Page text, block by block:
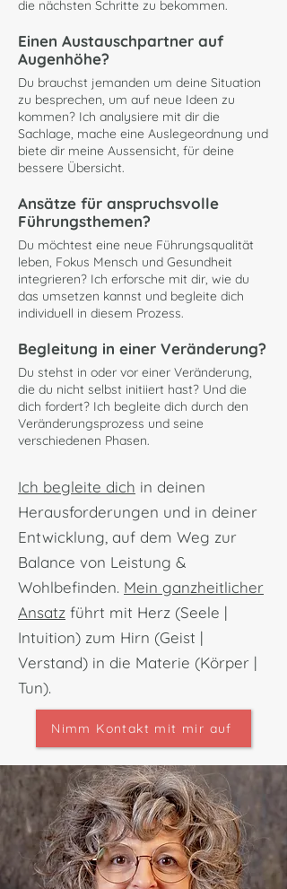
die nächsten Schritte zu bekommen.
Einen Austauschpartner auf
Augenhöhe?
Du brauchst jemanden um deine Situation
zu besprechen, um auf neue Ideen zu
kommen? Ich analysiere mit dir die
Sachlage, mache eine Auslegeordnung und
biete dir meine Aussensicht, für deine
bessere Übersicht.
Ansätze für anspruchsvolle
Führungsthemen?
Du möchtest eine neue Führungsqualität
leben, Fokus Mensch und Gesundheit
integrieren? Ich erforsche mit dir, wie du
das umsetzen kannst und begleite dich
individuell in diesem Prozess.
Begleitung in einer Veränderung?
Du stehst in oder vor einer Veränderung,
die du nicht selbst initiiert hast? Und die
dich fordert? Ich begleite dich durch den
Veränderungsprozess und seine
verschiedenen Phasen.
Ich begleite dich in deinen
Herausforderungen und in deiner
Entwicklung, auf dem Weg zur
Balance von Leistung &
Wohlbefinden.​ Mein ganzheitlicher
Ansatz führt mit​ Herz (Seele |
Intuition) zum​​ Hirn (Geist |
Verstand) in die Materie (Körper |
Tun).
Nimm Kontakt mit mir auf